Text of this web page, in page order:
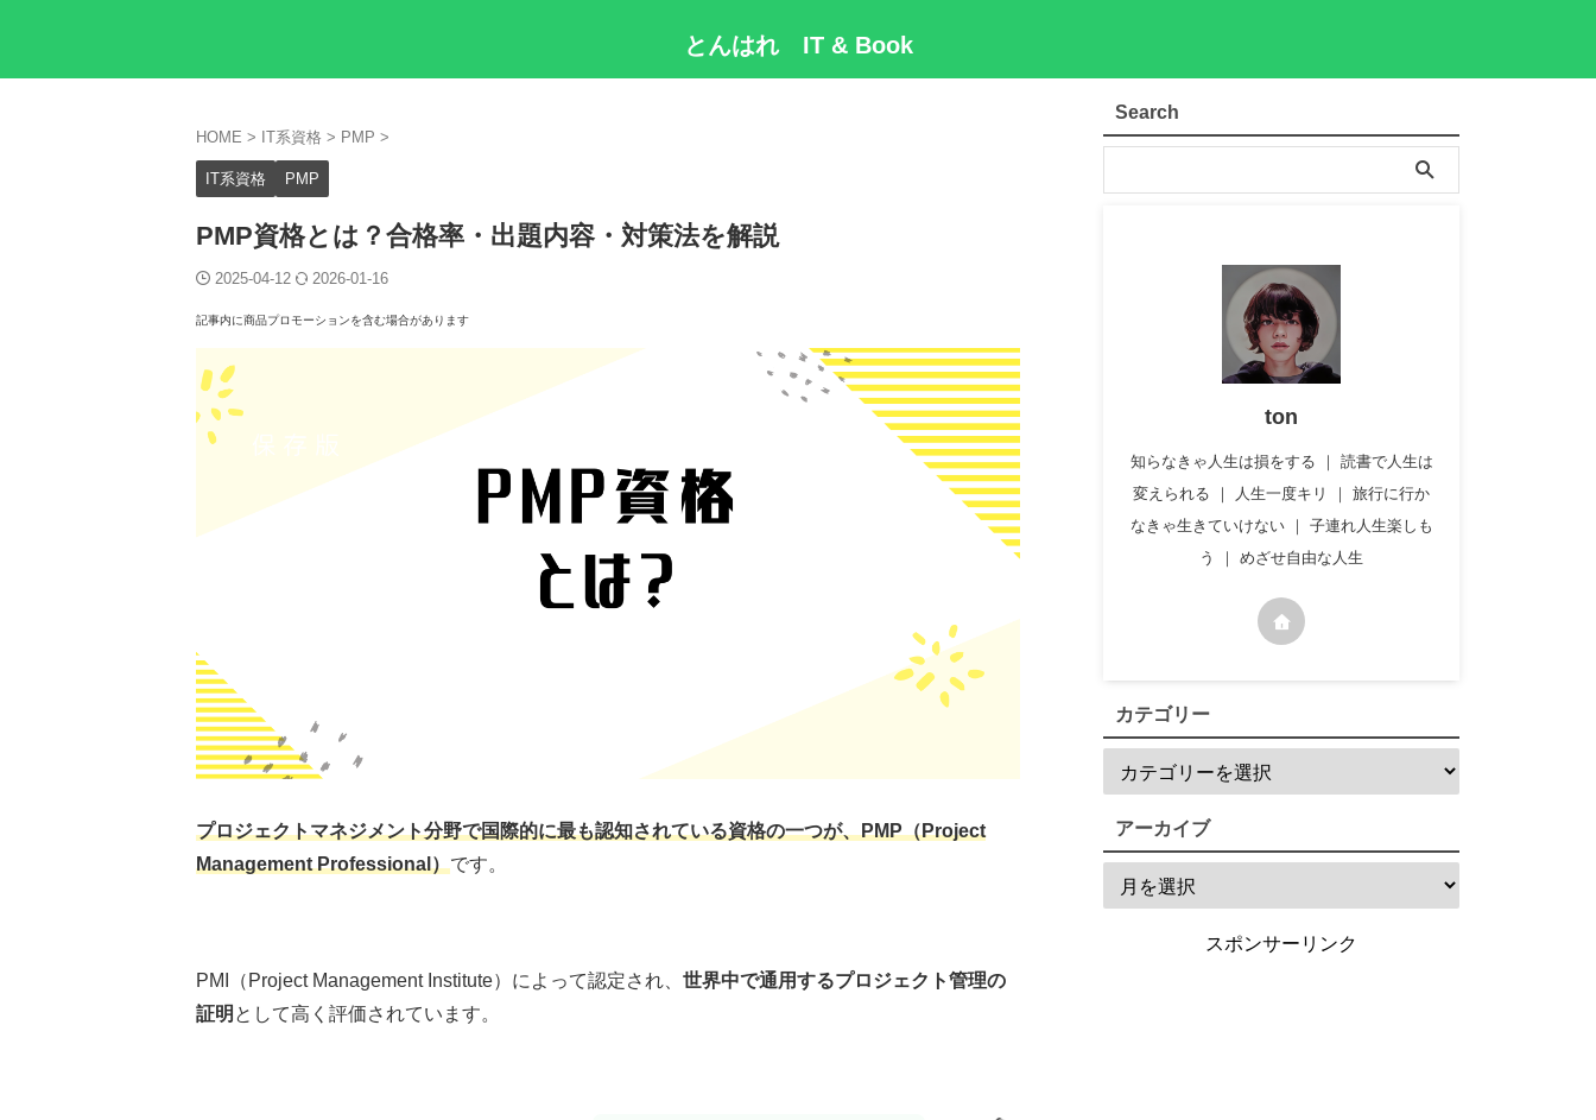
とんはれ IT & Book
HOME > IT系資格 > PMP >
IT系資格 PMP
PMP資格とは？合格率・出題内容・対策法を解説
2025-04-12 2026-01-16
記事内に商品プロモーションを含む場合があります
プロジェクトマネジメント分野で国際的に最も認知されている資格の一つが、PMP（Project
Management Professional）です。
PMI（Project Management Institute）によって認定され、 世界中で通用するプロジェクト管理の
証明 として高く評価されています。
Search
ton
知らなきゃ人生は損をする ｜ 読書で人生は
変えられる ｜ 人生一度キリ ｜ 旅行に行か
なきゃ生きていけない ｜ 子連れ人生楽しも
う ｜ めざせ自由な人生
カテゴリー
アーカイブ
スポンサーリンク